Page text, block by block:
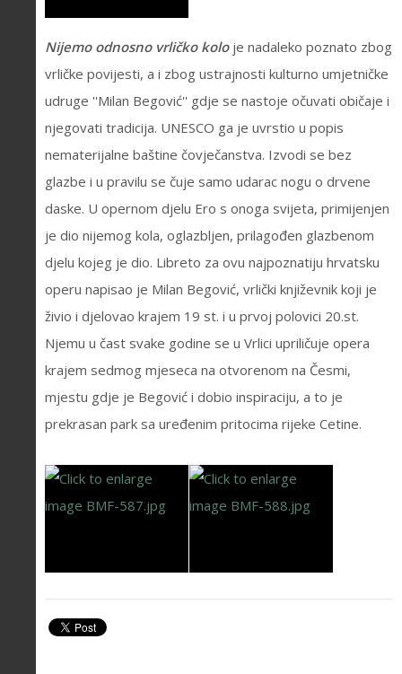
Nijemo odnosno vrličko kolo je nadaleko poznato zbog
vrličke povijesti, a i zbog ustrajnosti kulturno umjetničke
udruge ''Milan Begović'' gdje se nastoje očuvati običaje i
njegovati tradicija. UNESCO ga je uvrstio u popis
nematerijalne baštine čovječanstva. Izvodi se bez
glazbe i u pravilu se čuje samo udarac nogu o drvene
daske. U opernom djelu Ero s onoga svijeta, primijenjen
je dio nijemog kola, oglazbljen, prilagođen glazbenom
djelu kojeg je dio. Libreto za ovu najpoznatiju hrvatsku
operu napisao je Milan Begović, vrlički književnik koji je
živio i djelovao krajem 19 st. i u prvoj polovici 20.st.
Njemu u čast svake godine se u Vrlici upriličuje opera
krajem sedmog mjeseca na otvorenom na Česmi,
mjestu gdje je Begović i dobio inspiraciju, a to je
prekrasan park sa uređenim pritocima rijeke Cetine.